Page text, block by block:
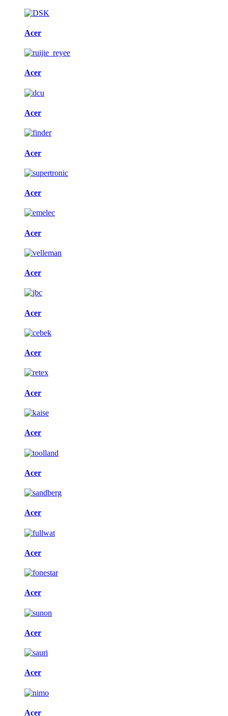
Acer
Acer
Acer
Acer
Acer
Acer
Acer
Acer
Acer
Acer
Acer
Acer
Acer
Acer
Acer
Acer
Acer
Acer